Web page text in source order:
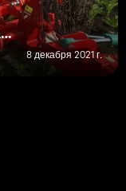
Прицепной подъемник Грегуара Бессона
8 декабря 2021 г.